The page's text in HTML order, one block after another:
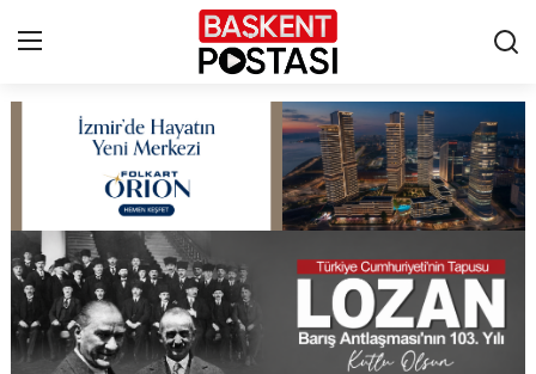
Çerez Politikası
Künye
Ankara